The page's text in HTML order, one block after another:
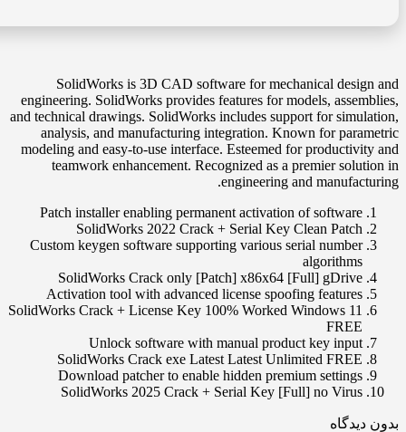
SolidWorks is 3D CAD software for mechanical design and
engineering. SolidWorks provides features for models, assemblies,
and technical drawings. SolidWorks includes support for simulation,
analysis, and manufacturing integration. Known for parametric
modeling and easy-to-use interface. Esteemed for productivity and
teamwork enhancement. Recognized as a premier solution in
engineering and manufacturing.
Patch installer enabling permanent activation of software
SolidWorks 2022 Crack + Serial Key Clean Patch
Custom keygen software supporting various serial number
algorithms
SolidWorks Crack only [Patch] x86x64 [Full] gDrive
Activation tool with advanced license spoofing features
SolidWorks Crack + License Key 100% Worked Windows 11
FREE
Unlock software with manual product key input
SolidWorks Crack exe Latest Latest Unlimited FREE
Download patcher to enable hidden premium settings
SolidWorks 2025 Crack + Serial Key [Full] no Virus
بدون دیدگاه